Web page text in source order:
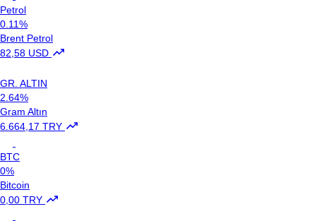
Petrol
0.11%
Brent Petrol
82,58 USD
GR. ALTIN
2.64%
Gram Altın
6.664,17 TRY
BTC
0%
Bitcoin
0,00 TRY